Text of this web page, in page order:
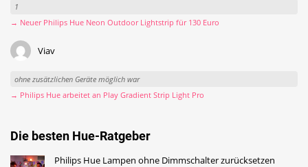
1
→ Neuer Philips Hue Neon Outdoor Lightstrip für 130 Euro
Viav
ohne zusätzlichen Geräte möglich war
→ Philips Hue arbeitet an Play Gradient Strip Light Pro
Die besten Hue-Ratgeber
Philips Hue Lampen ohne Dimmschalter zurücksetzen